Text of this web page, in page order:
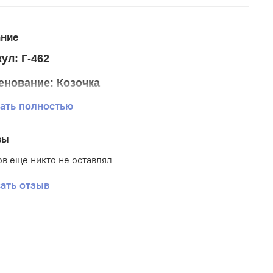
Г-462
Козочка
ткани 25*33 см.
Животные
Габардин
полностью
еще никто не оставлял
отзыв